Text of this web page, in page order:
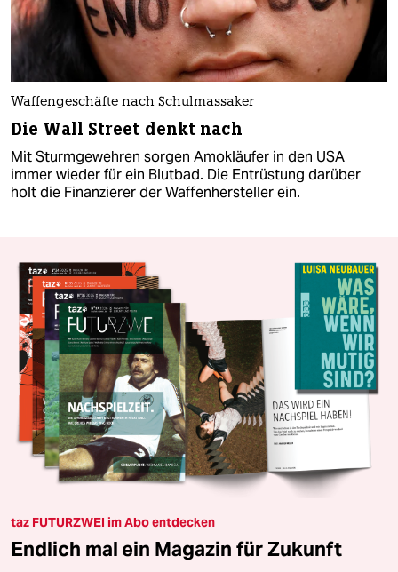
Waffengeschäfte nach Schulmassaker
Die Wall Street denkt nach
Mit Sturmgewehren sorgen Amokläufer in den USA
immer wieder für ein Blutbad. Die Entrüstung darüber
holt die Finanzierer der Waffenhersteller ein.
taz FUTURZWEI im Abo entdecken
Endlich mal ein Magazin für Zukunft